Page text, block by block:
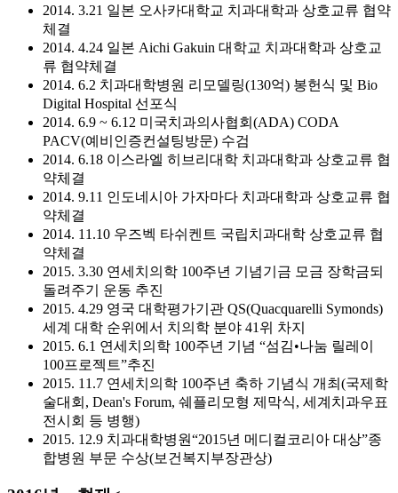
2014. 3.21 일본 오사카대학교 치과대학과 상호교류 협약
체결
2014. 4.24 일본 Aichi Gakuin 대학교 치과대학과 상호교
류 협약체결
2014. 6.2 치과대학병원 리모델링(130억) 봉헌식 및 Bio
Digital Hospital 선포식
2014. 6.9 ~ 6.12 미국치과의사협회(ADA) CODA
PACV(예비인증컨설팅방문) 수검
2014. 6.18 이스라엘 히브리대학 치과대학과 상호교류 협
약체결
2014. 9.11 인도네시아 가자마다 치과대학과 상호교류 협
약체결
2014. 11.10 우즈벡 타쉬켄트 국립치과대학 상호교류 협
약체결
2015. 3.30 연세치의학 100주년 기념기금 모금 장학금되
돌려주기 운동 추진
2015. 4.29 영국 대학평가기관 QS(Quacquarelli Symonds)
세계 대학 순위에서 치의학 분야 41위 차지
2015. 6.1 연세치의학 100주년 기념 “섬김•나눔 릴레이
100프로젝트”추진
2015. 11.7 연세치의학 100주년 축하 기념식 개최(국제학
술대회, Dean's Forum, 쉐플리모형 제막식, 세계치과우표
전시회 등 병행)
2015. 12.9 치과대학병원“2015년 메디컬코리아 대상”종
합병원 부문 수상(보건복지부장관상)